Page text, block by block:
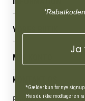
Reklamations- &
Levering & afhentning
Følg din bestilling
Persondatapolitik
Cookies
Returportal
VORES BUTIK
Job
Mærker
Om os
Om Vestjyllands
MIN KONTO
Administrer min konto
Min Konto
KONTAKT OS
Ja
*Gælder kun for nye
Hvis du ikke modtager en